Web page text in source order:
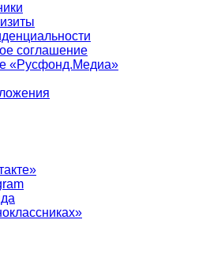
соглашение
«Русфонд.Медиа»